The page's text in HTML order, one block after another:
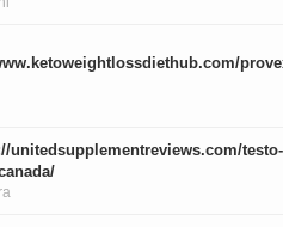
0 na 5 gwiazdek
unitedsupplementreviews.com/testo-
0 na 5 gwiazdek
2345